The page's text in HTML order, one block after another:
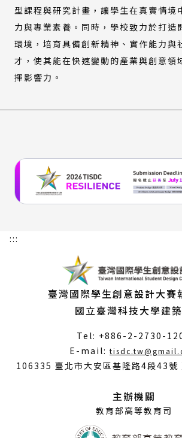
型課程與研究計畫，讓學生在真實情境
力與專業素養。同時，學校致力於打造
環境，培育具備創新精神、實作能力與
才，使其能在快速變動的產業與創意領
揮影響力。
:::
臺灣國際學生創意設計大賽
國立臺灣科技大學建
Tel: +886-2-2730-
E-mail:
106335 臺北市大安區基隆路4段43號
主辦機關
教育部高等教育司